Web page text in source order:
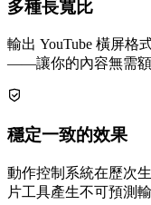
多種長寬比
輸出 YouTube 橫屏格
——讓你的內容無需額
穩定一致的效果
動作控制系統在歷次
片工具產生不可預測